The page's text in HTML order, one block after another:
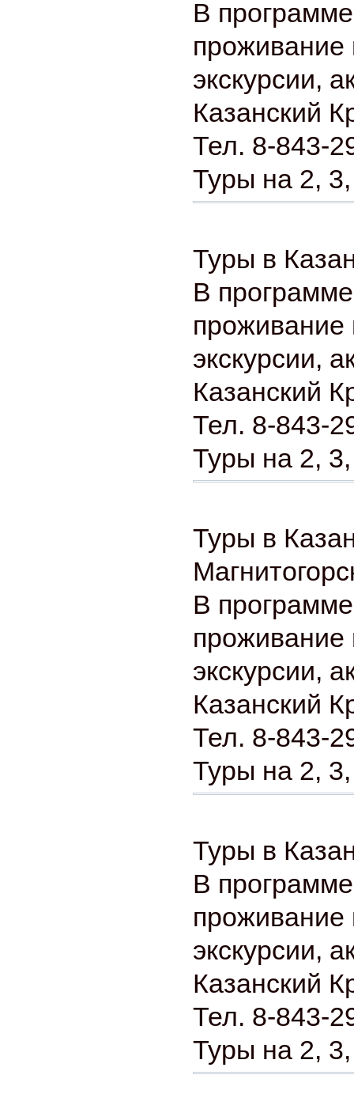
В
проживание
экскурсии,
Казанский
Тел. 8-843-
Туры на 2,
Туры в
В
проживание
экскурсии,
Казанский
Тел. 8-843-
Туры на 2,
Туры в
В
проживание
экскурсии,
Казанский
Тел. 8-843-
Туры на 2,
Туры в
В
проживание
экскурсии,
Казанский
Тел. 8-843-
Туры на 2,